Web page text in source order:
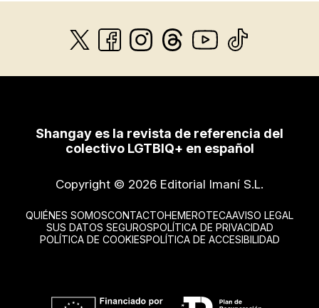
Shangay es la revista de referencia del
colectivo LGTBIQ+ en español
Copyright © 2026 Editorial Imaní S.L.
QUIÉNES SOMOSCONTACTOHEMEROTECAAVISO LEGAL
SUS DATOS SEGUROSPOLÍTICA DE PRIVACIDAD
POLÍTICA DE COOKIESPOLÍTICA DE ACCESIBILIDAD